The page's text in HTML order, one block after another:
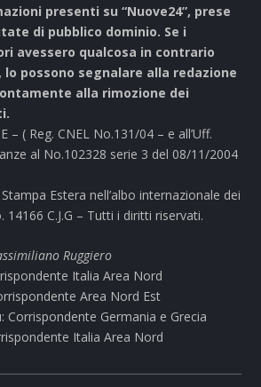
presenti su “Nuove24”, prese
di pubblico dominio. Se i
avessero qualcosa in contrario
lo possono segnalare alla redazione
alla rimozione dei
– ( Reg. CNEL No.131/04 – e all’Uff.
al No.102328 serie 3 del 08/11/2004
Estera nell’albo internazionale dei
14166 C.J.G – Tutti i diritti riservati.
Ruggiero
Italia Area Nord
Area Nord Est
Corrispondente Germania e Grecia
Italia Area Nord